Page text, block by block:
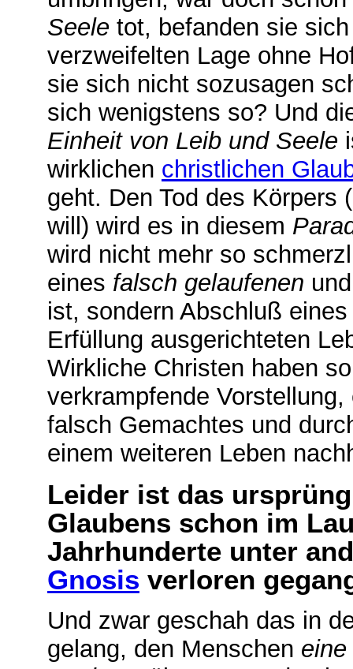
Seele tot, befanden sie
verzweifelten Lage ohne
sie sich nicht sozusagen
sich wenigstens so? Und
Einheit von Leib und Seele
wirklichen christlichen
geht. Den Tod des Körpers
will) wird es in diesem
wird nicht mehr so
eines falsch gelaufenen
ist, sondern Abschluß
Erfüllung ausgerichteten
Wirkliche Christen haben
verkrampfende
falsch Gemachtes und
einem weiteren Leben
Leider ist das
Glaubens schon im
Jahrhunderte unter
Gnosis verloren
Und zwar geschah das in
gelang, den Menschen